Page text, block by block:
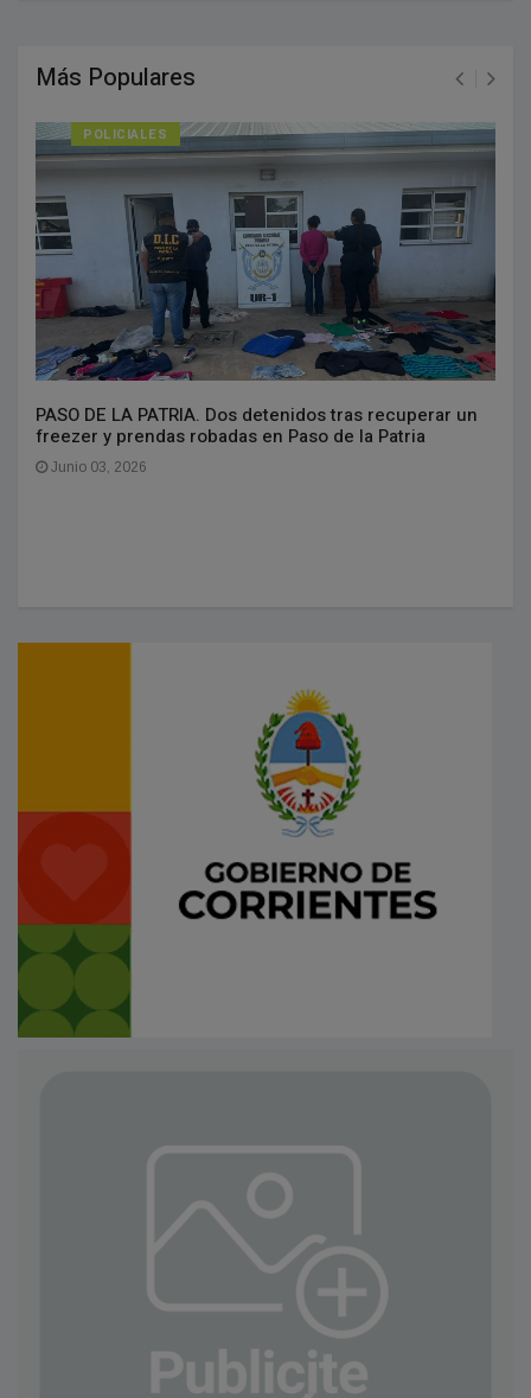
Más Populares
POLICIALES
PASO DE LA PATRIA. Dos detenidos tras recuperar un
freezer y prendas robadas en Paso de la Patria
Junio 03, 2026